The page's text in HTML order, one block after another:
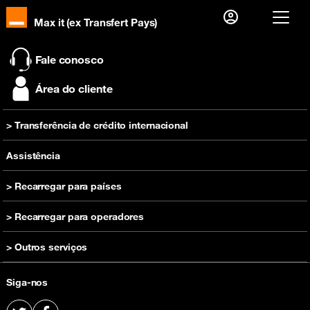
Max it (ex Transfert Pays)
Já sou cliente, então
Primeira visita?
Crie sua conta
Siga-nos
> Transferência de crédito internacional
Recarregar
Assistência
> Recarregar para países
Recarregar Camarões
Recarregar RDC
Recarregar Costa do Marfim
Recarregar Madagascar
> Recarregar para operadores
Recarregar Orange Camarões
Recarregar Orange RDC
Recharge Orange Guiné
Recarregar Orange Costa do Marfim
> Outros serviços
Oferta pré-paga
Fale conosco
Área do cliente